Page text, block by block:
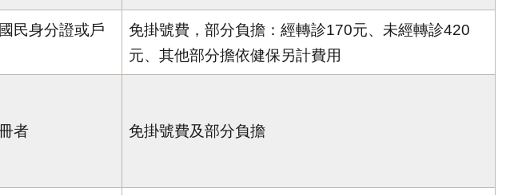
民身分證或戶
免掛號費，部分負擔：經轉診170元、未經轉診420
元、其他部分擔依健保另計費用
者 免掛號費及部分負擔